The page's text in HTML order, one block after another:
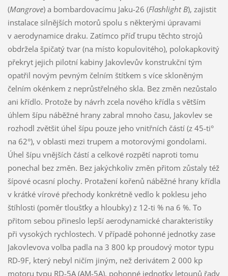
(Mangrove) a bombardovacímu Jaku-26 (Flashlight B), zajistit
instalace silnějších motorů spolu s některými úpravami
v aerodynamice draku. Zatímco příď trupu těchto strojů
obdržela špičatý tvar (na místo kopulovitého), polokapkovitý
překryt jejich pilotní kabiny Jakovlevův konstrukční tým
opatřil novým pevným čelním štítkem s více skloněným
čelním okénkem z neprůstřelného skla. Bez změn nezůstalo
ani křídlo. Protože by návrh zcela nového křídla s větším
úhlem šípu náběžné hrany zabral mnoho času, Jakovlev se
rozhodl zvětšit úhel šípu pouze jeho vnitřních částí (z 45-ti°
na 62°), v oblasti mezi trupem a motorovými gondolami.
Úhel šípu vnějších částí a celkové rozpětí naproti tomu
ponechal bez změn. Bez jakýchkoliv změn přitom zůstaly též
šípové ocasní plochy. Protažení kořenů náběžné hrany křídla
v krátké vírové přechody konkrétně vedlo k poklesu jeho
štíhlosti (poměr tloušťky a hloubky) z 12-ti % na 6 %. To
přitom sebou přineslo lepší aerodynamické charakteristiky
při vysokých rychlostech. V případě pohonné jednotky zase
Jakovlevova volba padla na 3 800 kp proudový motor typu
RD-9F, který nebyl ničím jiným, než derivátem 2 000 kp
motoru typu RD-5A (AM-5A), pohonné jednotky letounů řady